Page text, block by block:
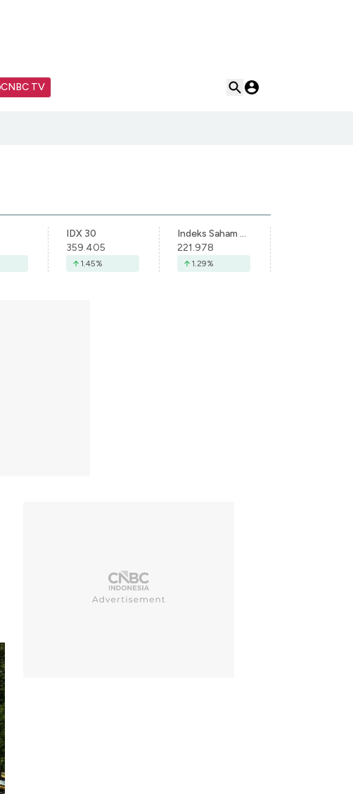
CNBC TV
IDX 30
359.405
1.45%
Indeks Saham Syariah Indonesia
221.978
1.29%